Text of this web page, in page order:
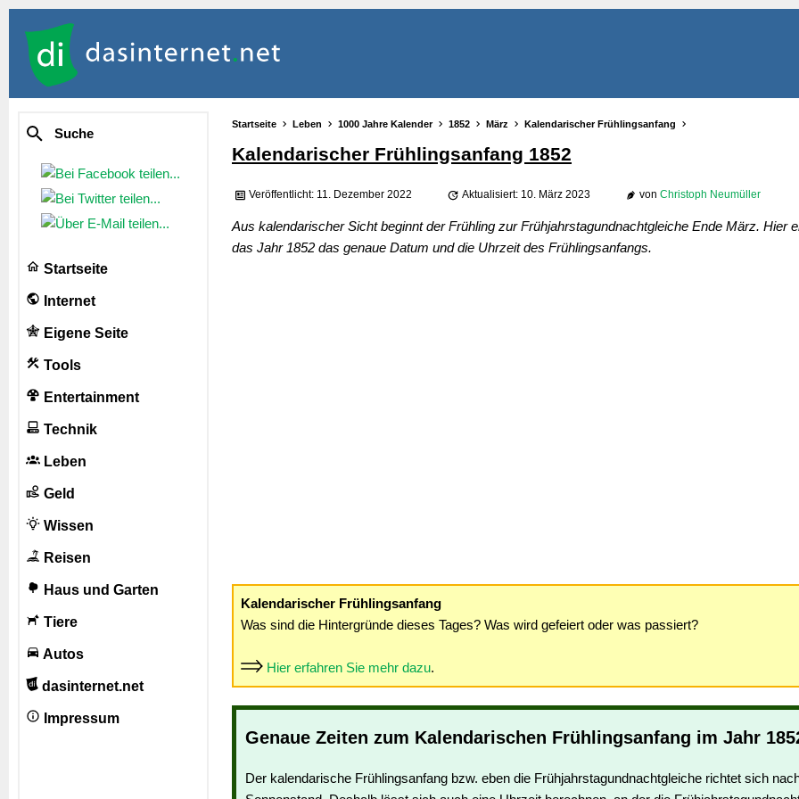
Suche
Startseite
Internet
Eigene Seite
Tools
Entertainment
Technik
Leben
Geld
Wissen
Reisen
Haus und Garten
Tiere
Autos
dasinternet.net
Impressum
Startseite Leben 1000 Jahre Kalender 1852 März Kalendarischer Frühlingsanfang
Kalendarischer Frühlingsanfang 1852
Veröffentlicht: 11. Dezember 2022 Aktualisiert: 10. März 2023 von Christoph Neumüller
Aus kalendarischer Sicht beginnt der Frühling zur Frühjahrstagundnachtgleiche Ende März. Hier
das Jahr 1852 das genaue Datum und die Uhrzeit des Frühlingsanfangs.
Kalendarischer Frühlingsanfang
Was sind die Hintergründe dieses Tages? Was wird gefeiert oder was passiert?
Hier erfahren Sie mehr dazu.
Genaue Zeiten zum Kalendarischen Frühlingsanfang im Jahr
Der kalendarische Frühlingsanfang bzw. eben die Frühjahrstagundnachtgleiche richtet sich